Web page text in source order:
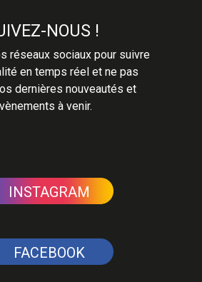
NOUS !
réseaux sociaux pour suivre
en temps réel et ne pas
dernières nouveautés et
à venir.
INSTAGRAM
FACEBOOK